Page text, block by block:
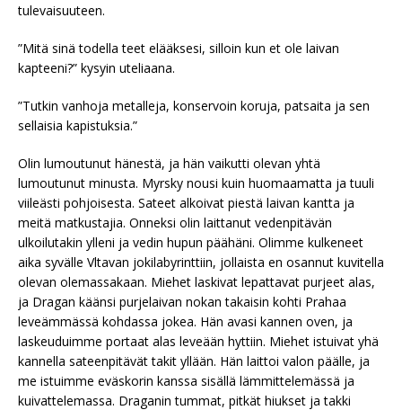
tulevaisuuteen.
”Mitä sinä todella teet elääksesi, silloin kun et ole laivan
kapteeni?” kysyin uteliaana.
”Tutkin vanhoja metalleja, konservoin koruja, patsaita ja sen
sellaisia kapistuksia.”
Olin lumoutunut hänestä, ja hän vaikutti olevan yhtä
lumoutunut minusta. Myrsky nousi kuin huomaamatta ja tuuli
viileästi pohjoisesta. Sateet alkoivat piestä laivan kantta ja
meitä matkustajia. Onneksi olin laittanut vedenpitävän
ulkoilutakin ylleni ja vedin hupun päähäni. Olimme kulkeneet
aika syvälle Vltavan jokilabyrinttiin, jollaista en osannut kuvitella
olevan olemassakaan. Miehet laskivat lepattavat purjeet alas,
ja Dragan käänsi purjelaivan nokan takaisin kohti Prahaa
leveämmässä kohdassa jokea. Hän avasi kannen oven, ja
laskeuduimme portaat alas leveään hyttiin. Miehet istuivat yhä
kannella sateenpitävät takit yllään. Hän laittoi valon päälle, ja
me istuimme eväskorin kanssa sisällä lämmittelemässä ja
kuivattelemassa. Draganin tummat, pitkät hiukset ja takki